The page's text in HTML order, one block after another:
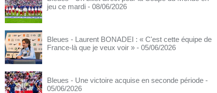
jeu ce mardi - 08/06/2026
Bleues - Laurent BONADEI : « C'est cette équipe de
France-là que je veux voir » - 05/06/2026
Bleues - Une victoire acquise en seconde période -
05/06/2026